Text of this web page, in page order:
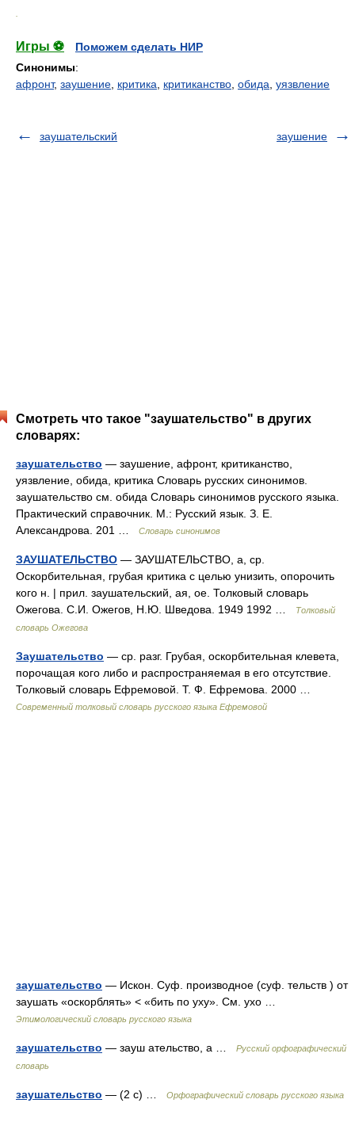
Игры ⚽
Поможем сделать НИР
Синонимы:
афронт, заушение критика критиканство обида уязвление
заушательский заушение
Смотреть что такое "заушательство" в других
словарях:
заушательство — заушение, афронт, критиканство,
уязвление, обида, критика Словарь русских синонимов.
заушательство см. обида Словарь синонимов русского языка.
Практический справочник. М.: Русский язык. З. Е.
Александрова. 201 …
Словарь синонимов
ЗАУШАТЕЛЬСТВО — ЗАУШАТЕЛЬСТВО, а, ср.
Оскорбительная, грубая критика с целью унизить, опорочить
кого н. | прил. заушательский, ая, ое. Толковый словарь
Ожегова. С.И. Ожегов, Н.Ю. Шведова. 1949 1992 …
Толковый
словарь Ожегова
Заушательство — ср. разг. Грубая, оскорбительная клевета,
порочащая кого либо и распространяемая в его отсутствие.
Толковый словарь Ефремовой. Т. Ф. Ефремова. 2000 …
Современный толковый словарь русского языка Ефремовой
заушательство — Искон. Суф. производное (суф. тельств ) от
заушать «оскорблять» < «бить по уху». См. ухо …
Этимологический словарь русского языка
заушательство — зауш ательство, а …
Русский орфографический
словарь
заушательство — (2 с) … Орфографический словарь русского языка